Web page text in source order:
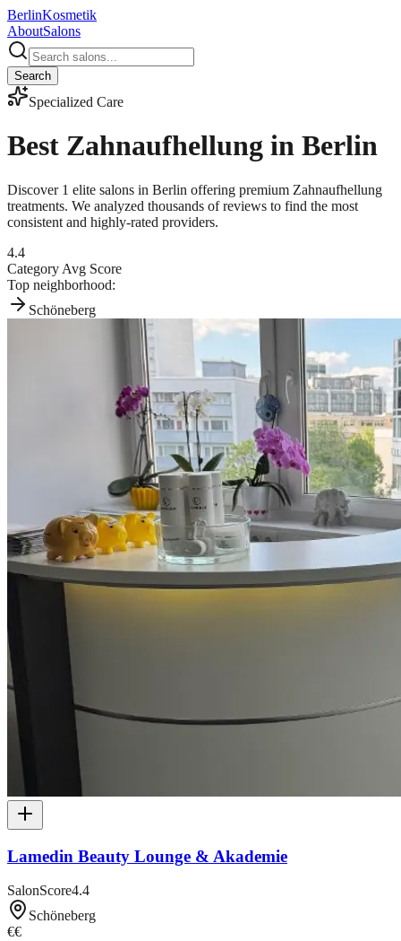
BerlinKosmetik
AboutSalons
Search
Specialized Care
Best Zahnaufhellung in Berlin
Discover 1 elite salons in Berlin offering premium Zahnaufhellung
treatments. We analyzed thousands of reviews to find the most
consistent and highly-rated providers.
4.4
Category Avg Score
Top neighborhood:
Schöneberg
Lamedin Beauty Lounge & Akademie
SalonScore4.4
Schöneberg
€€